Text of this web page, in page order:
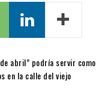
abril” podría servir como
en la calle del viejo